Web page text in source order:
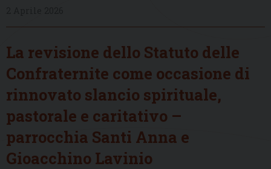
La revisione dello Statuto delle
Confraternite come occasione di
rinnovato slancio spirituale,
pastorale e caritativo –
parrocchia Santi Anna e
Gioacchino Lavinio